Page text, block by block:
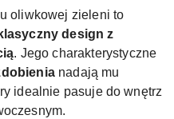
oliwkowej zieleni to
klasyczny design z
. Jego charakterystyczne
nadają mu
idealnie pasuje do wnętrz